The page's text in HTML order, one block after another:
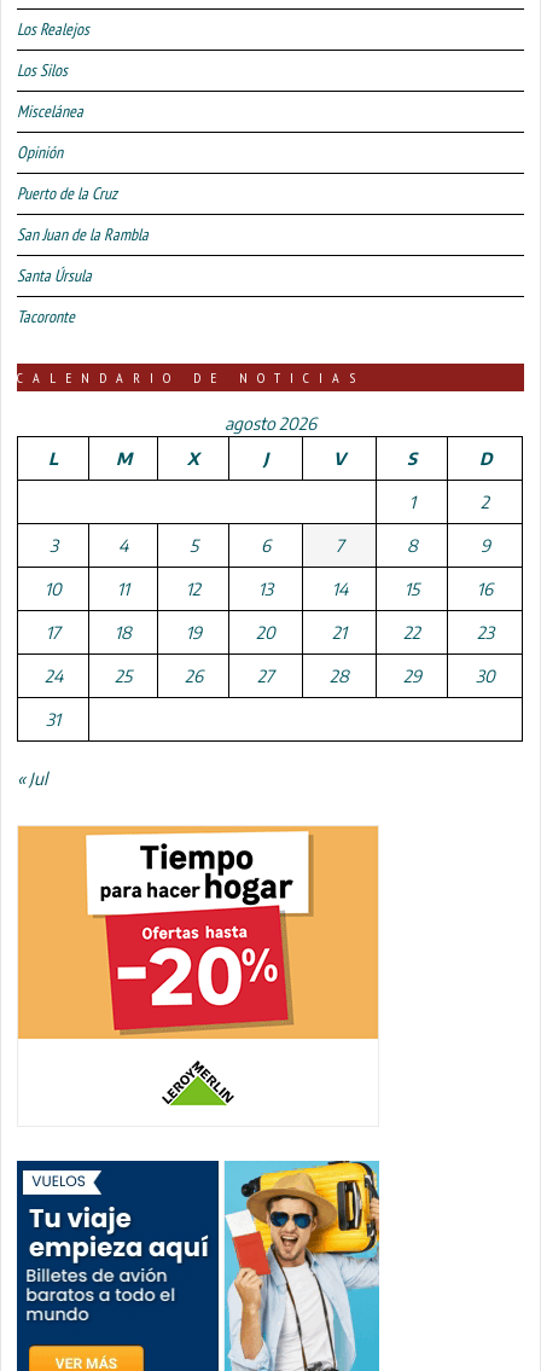
Los Realejos
Los Silos
Miscelánea
Opinión
Puerto de la Cruz
San Juan de la Rambla
Santa Úrsula
Tacoronte
CALENDARIO DE NOTICIAS
agosto 2026
L
M X J V S D
1 2
3 4 5 6 7 8 9
10 11 12 13 14 15 16
17 18 19 20 21 22 23
24 25 26 27 28 29 30
31
« Jul